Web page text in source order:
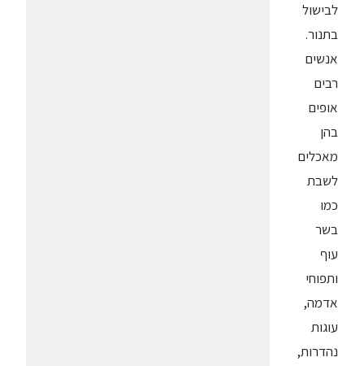
לבישול
בתנור.
אנשים
רבים
אופים
בהן
מאכלים
לשבת
כמו
בשר
עוף
ותפוחי
אדמה,
עוגות
נהדרות,